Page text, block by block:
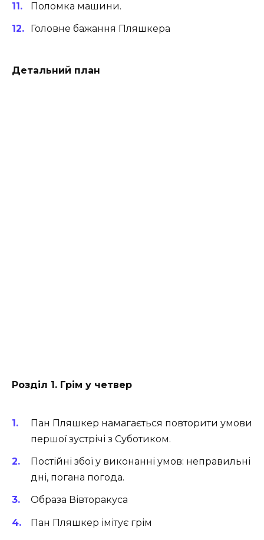
Поломка машини.
Головне бажання Пляшкера
Детальний план
Розділ 1. Грім у четвер
Пан Пляшкер намагається повторити умови
першої зустрічі з Суботиком.
Постійні збої у виконанні умов: неправильні
дні, погана погода.
Образа Вівторакуса
Пан Пляшкер імітує грім